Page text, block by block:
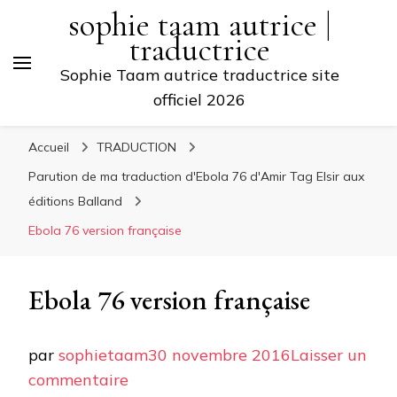
sophie taam autrice |
traductrice
Sophie Taam autrice traductrice site
officiel 2026
Accueil
TRADUCTION
Parution de ma traduction d'Ebola 76 d'Amir Tag Elsir aux
éditions Balland
Ebola 76 version française
Ebola 76 version française
par sophietaam30 novembre 2016Laisser un
commentairesur